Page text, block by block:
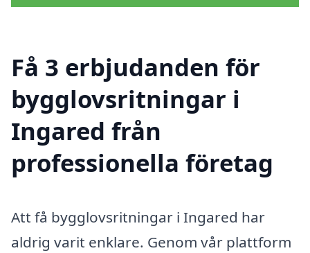
Få 3 erbjudanden för
bygglovsritningar i
Ingared från
professionella företag
Att få bygglovsritningar i Ingared har
aldrig varit enklare. Genom vår plattform